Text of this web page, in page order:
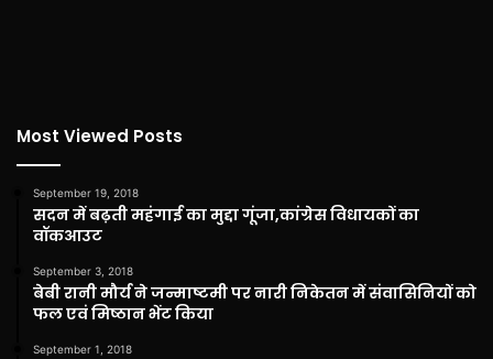
Most Viewed Posts
September 19, 2018
सदन में बढ़ती महंगाई का मुद्दा गूंजा,कांग्रेस विधायकों का
वॉकआउट
September 3, 2018
बेबी रानी मौर्य ने जन्माष्टमी पर नारी निकेतन में संवासिनियों को
फल एवं मिष्ठान भेंट किया
September 1, 2018